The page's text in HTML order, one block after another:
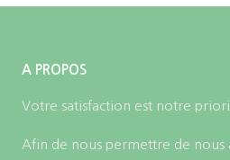
A PROPOS
Votre satisfaction est notre
Afin de nous permettre de nous